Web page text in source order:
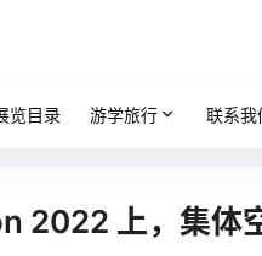
览目录 游学旅行 联系我
2022 上，集体